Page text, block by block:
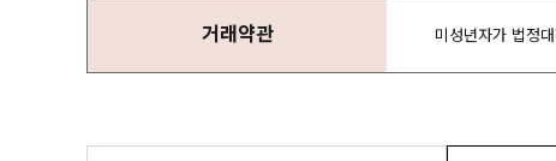
거래약관 미성년자가 법정